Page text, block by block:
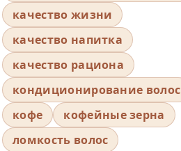
качество жизни
качество напитка
качество рациона
кондиционирование волос
кофе
кофейные зерна
ломкость волос